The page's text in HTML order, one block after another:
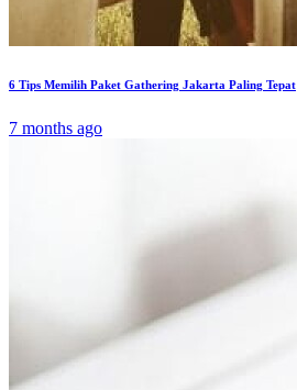
6 Tips Memilih Paket Gathering Jakarta Paling Tepat
7 months ago